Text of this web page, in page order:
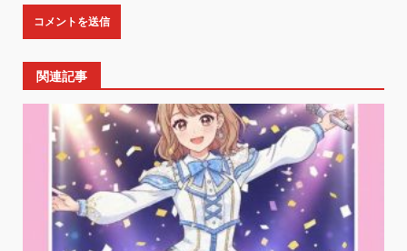
関連記事